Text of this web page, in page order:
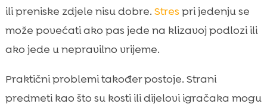
ili preniske zdjele nisu dobre. Stres pri jedenju se
može povećati ako pas jede na klizavoj podlozi ili
ako jede u nepravilno vrijeme.
Praktični problemi također postoje. Strani
predmeti kao što su kosti ili dijelovi igračaka mogu